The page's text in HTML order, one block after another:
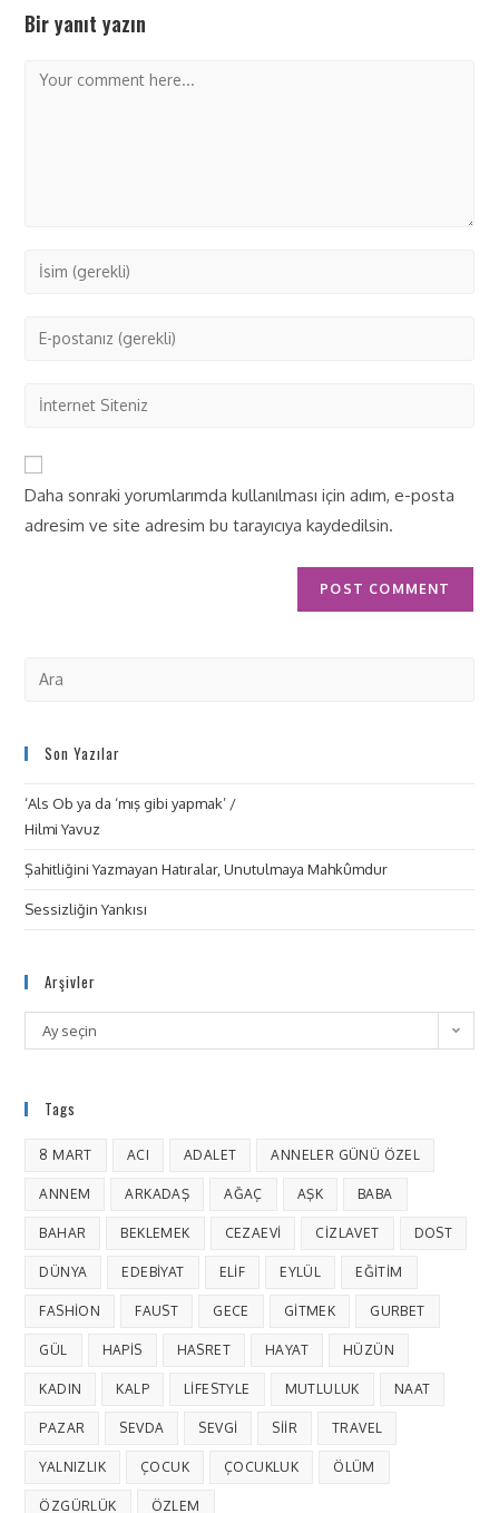
Bir yanıt yazın
Daha sonraki yorumlarımda kullanılması için adım, e-posta
adresim ve site adresim bu tarayıcıya kaydedilsin.
Son Yazılar
‘Als Ob ya da ‘mış gibi yapmak’ /
Hilmi Yavuz
Şahitliğini Yazmayan Hatıralar, Unutulmaya Mahkûmdur
Sessizliğin Yankısı
Arşivler
Ay seçin
Tags
8 MART ACI ADALET ANNELER GÜNÜ ÖZEL
ANNEM ARKADAŞ AĞAÇ AŞK BABA
BAHAR BEKLEMEK CEZAEVI CIZLAVET DOST
DÜNYA EDEBIYAT ELIF EYLÜL EĞITIM
FASHION FAUST GECE GITMEK GURBET
GÜL HAPIS HASRET HAYAT HÜZÜN
KADIN KALP LIFESTYLE MUTLULUK NAAT
PAZAR SEVDA SEVGI SIIR TRAVEL
YALNIZLIK ÇOCUK ÇOCUKLUK ÖLÜM
ÖZGÜRLÜK ÖZLEM